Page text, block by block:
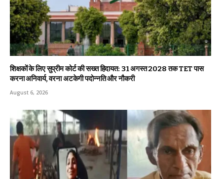
शिक्षकों के लिए सुप्रीम कोर्ट की सख्त हिदायत: 31 अगस्त 2028 तक TET पास
करना अनिवार्य, वरना अटकेगी पदोन्नति और नौकरी
August 6, 2026